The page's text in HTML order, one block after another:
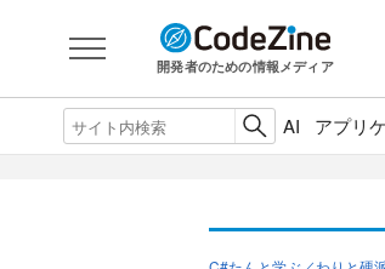
開発者のための情報メディア
AI アプリ